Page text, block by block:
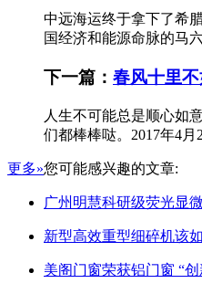
中远海运终于拿下了希
国经济和能源命脉的马
下一篇： 春风十里
人生不可能总是顺心如
们都棒棒哒。2017年4
更多»您可能感兴趣的文章:
广州明慧科研级荧光显
新型高效重型细碎机该
美阁门窗荣获铝门窗 “